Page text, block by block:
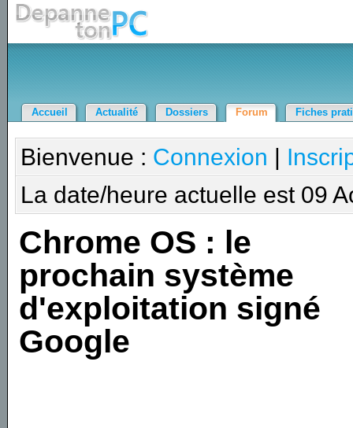
Accueil Actualité Dossiers Forum Fiches
Bienvenue : Connexion |
La date/heure actuelle est 09
Chrome OS : le
prochain système
d'exploitation signé
Google